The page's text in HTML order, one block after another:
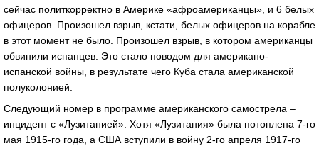
сейчас политкорректно в Америке «афроамериканцы», и 6 белых
офицеров. Произошел взрыв, кстати, белых офицеров на корабле
в этот момент не было. Произошел взрыв, в котором американцы
обвинили испанцев. Это стало поводом для американо-
испанской войны, в результате чего Куба стала американской
полуколонией.
Следующий номер в программе американского самострела –
инцидент с «Лузитанией». Хотя «Лузитания» была потоплена 7-го
мая 1915-го года, а США вступили в войну 2-го апреля 1917-го